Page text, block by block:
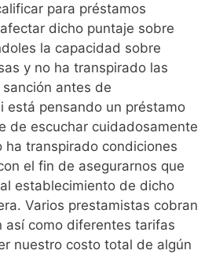
para préstamos
dicho puntaje sobre
la capacidad sobre
y no ha transpirado las
antes de
está pensando un préstamo
de escuchar cuidadosamente
ha transpirado condiciones
el fin de asegurarnos que
establecimiento de dicho
Varios prestamistas cobran
así­ como diferentes tarifas
nuestro costo total de algún